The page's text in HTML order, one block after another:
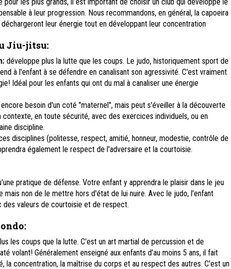
à leur progression. Nous recommandons, en général, la capoeira
leur énergie tout en développant leur concentration
Jiu-jitsu:
développe plus la lutte que les coups. Le judo, historiquement sport de
à l'enfant à se défendre en canalisant son agressivité. C'est vraiment
Idéal pour les enfants qui ont du mal à canaliser une énergie
besoin d'un coté "maternel", mais peut s'éveiller à la découverte
en toute sécurité, avec des exercices individuels, ou en
discipline.
disciplines (politesse, respect, amitié, honneur, modestie, contrôle de
également le respect de l'adversaire et la courtoisie.
pratique de défense. Votre enfant y apprendra le plaisir dans le jeu
mais non de le mettre hors d'état de lui nuire. Avec le judo, l'enfant
des valeurs de courtoisie et de respect.
:
les coups que la lutte. C'est un art martial de percussion et de
volant! Généralement enseigné aux enfants d'au moins 5 ans, il fait
la concentration, la maîtrise du corps et au respect des autres. C'est un